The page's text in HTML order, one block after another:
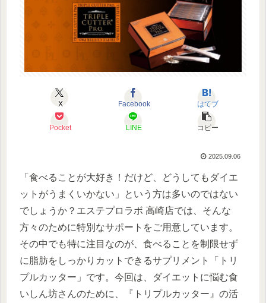
X Facebook はてブ
Pocket LINE コピー
2025.09.06
「食べることが大好き！だけど、どうしてもダイエ
ットがうまくいかない」という方は多いのではない
でしょうか？エステプロラボ 高崎店では、そんな
方々のために特別なサポートをご用意しています。
その中でも特に注目なのが、食べることを制限せず
に脂肪をしっかりカットできるサプリメント「トリ
プルカッター」です。今回は、ダイエットに悩む食
いしん坊さんのために、『トリプルカッター』の活